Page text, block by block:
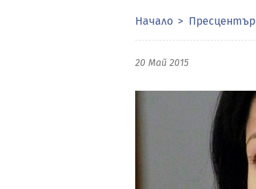
Начало Пресцентър
20 Май 2015